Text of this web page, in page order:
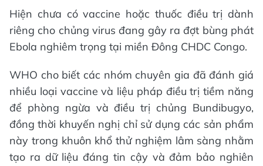
Hiện chưa có vaccine hoặc thuốc điều trị dành
riêng cho chủng virus đang gây ra đợt bùng phát
Ebola nghiêm trọng tại miền Đông CHDC Congo.
WHO cho biết các nhóm chuyên gia đã đánh giá
nhiều loại vaccine và liệu pháp điều trị tiềm năng
để phòng ngừa và điều trị chủng Bundibugyo,
đồng thời khuyến nghị chỉ sử dụng các sản phẩm
này trong khuôn khổ thử nghiệm lâm sàng nhằm
tạo ra dữ liệu đáng tin cậy và đảm bảo nghiên